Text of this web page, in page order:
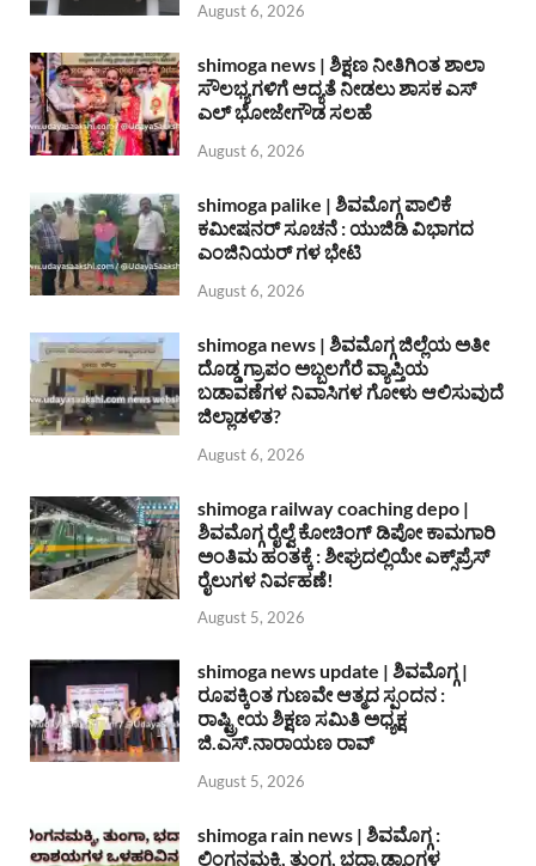
August 6, 2026
shimoga news | ಶಿಕ್ಷಣ ನೀತಿಗಿಂತ ಶಾಲಾ
ಸೌಲಭ್ಯಗಳಿಗೆ ಆದ್ಯತೆ ನೀಡಲು ಶಾಸಕ ಎಸ್
ಎಲ್ ಭೋಜೇಗೌಡ ಸಲಹೆ
August 6, 2026
shimoga palike | ಶಿವಮೊಗ್ಗ ಪಾಲಿಕೆ
ಕಮೀಷನರ್ ಸೂಚನೆ : ಯುಜಿಡಿ ವಿಭಾಗದ
ಎಂಜಿನಿಯರ್ ಗಳ ಭೇಟಿ
August 6, 2026
shimoga news | ಶಿವಮೊಗ್ಗ ಜಿಲ್ಲೆಯ ಅತೀ
ದೊಡ್ಡ ಗ್ರಾಪಂ ಅಬ್ಬಲಗೆರೆ ವ್ಯಾಪ್ತಿಯ
ಬಡಾವಣೆಗಳ ನಿವಾಸಿಗಳ ಗೋಳು ಆಲಿಸುವುದೆ
ಜಿಲ್ಲಾಡಳಿತ?
August 6, 2026
shimoga railway coaching depo |
ಶಿವಮೊಗ್ಗ ರೈಲ್ವೆ ಕೋಚಿಂಗ್ ಡಿಪೋ ಕಾಮಗಾರಿ
ಅಂತಿಮ ಹಂತಕ್ಕೆ : ಶೀಘ್ರದಲ್ಲಿಯೇ ಎಕ್ಸ್‌ಪ್ರೆಸ್
ರೈಲುಗಳ ನಿರ್ವಹಣೆ!
August 5, 2026
shimoga news update | ಶಿವಮೊಗ್ಗ |
ರೂಪಕ್ಕಿಂತ ಗುಣವೇ ಆತ್ಮದ ಸ್ಪಂದನ :
ರಾಷ್ಟ್ರೀಯ ಶಿಕ್ಷಣ ಸಮಿತಿ ಅಧ್ಯಕ್ಷ
ಜಿ.ಎಸ್.ನಾರಾಯಣ ರಾವ್
August 5, 2026
shimoga rain news | ಶಿವಮೊಗ್ಗ :
ಲಿಂಗನಮಕ್ಕಿ, ತುಂಗ, ಭದ್ರಾ ಡ್ಯಾಂಗಳ